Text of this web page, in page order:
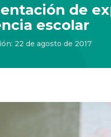
de
escolar
22 de agosto de 2017